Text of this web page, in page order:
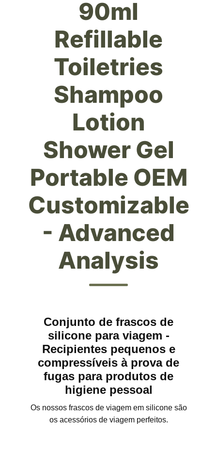
90ml
Refillable
Toiletries
Shampoo
Lotion
Shower Gel
Portable OEM
Customizable
- Advanced
Analysis
Conjunto de frascos de
silicone para viagem -
Recipientes pequenos e
compressíveis à prova de
fugas para produtos de
higiene pessoal
Os nossos frascos de viagem em silicone são
os acessórios de viagem perfeitos.